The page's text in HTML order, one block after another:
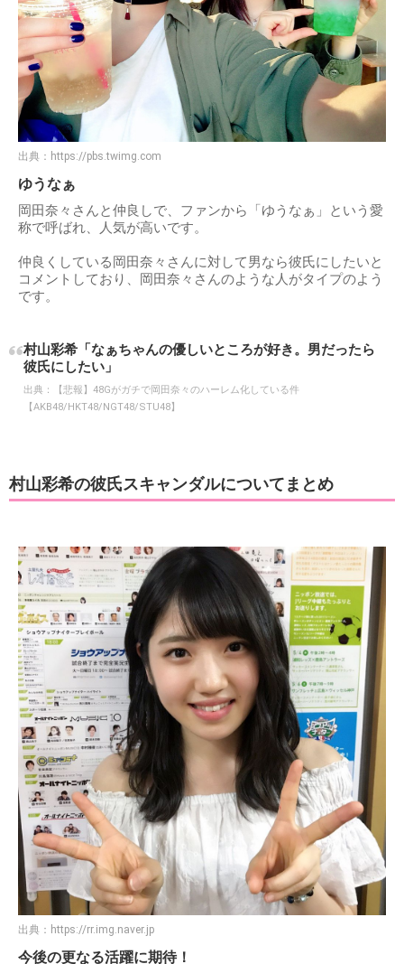
出典： https://pbs.twimg.com
ゆうなぁ
岡田奈々さんと仲良しで、ファンから「ゆうなぁ」という愛
称で呼ばれ、人気が高いです。
仲良くしている岡田奈々さんに対して男なら彼氏にしたいと
コメントしており、岡田奈々さんのような人がタイプのよう
です。
村山彩希「なぁちゃんの優しいところが好き。男だったら
彼氏にしたい」
出典：
【悲報】48Gがガチで岡田奈々のハーレム化している件
【AKB48/HKT48/NGT48/STU48】
村山彩希の彼氏スキャンダルについてまとめ
出典： https://rr.img.naver.jp
今後の更なる活躍に期待！